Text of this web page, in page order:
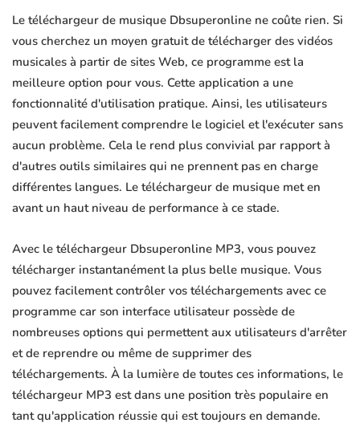
Le téléchargeur de musique Dbsuperonline ne coûte rien. Si
vous cherchez un moyen gratuit de télécharger des vidéos
musicales à partir de sites Web, ce programme est la
meilleure option pour vous. Cette application a une
fonctionnalité d'utilisation pratique. Ainsi, les utilisateurs
peuvent facilement comprendre le logiciel et l'exécuter sans
aucun problème. Cela le rend plus convivial par rapport à
d'autres outils similaires qui ne prennent pas en charge
différentes langues. Le téléchargeur de musique met en
avant un haut niveau de performance à ce stade.
Avec le téléchargeur Dbsuperonline MP3, vous pouvez
télécharger instantanément la plus belle musique. Vous
pouvez facilement contrôler vos téléchargements avec ce
programme car son interface utilisateur possède de
nombreuses options qui permettent aux utilisateurs d'arrêter
et de reprendre ou même de supprimer des
téléchargements. À la lumière de toutes ces informations, le
téléchargeur MP3 est dans une position très populaire en
tant qu'application réussie qui est toujours en demande.